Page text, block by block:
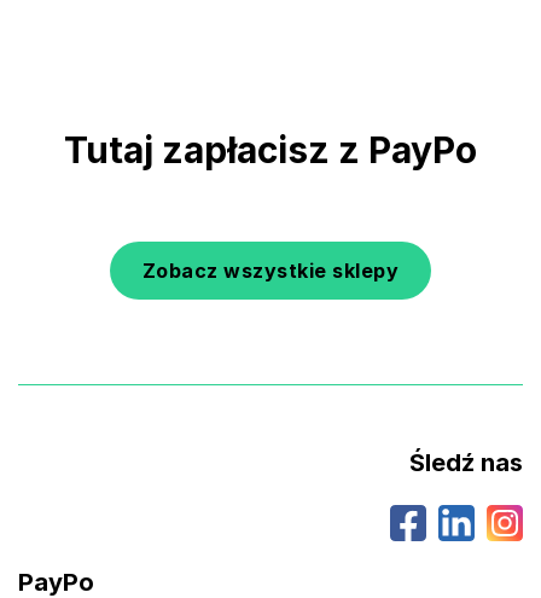
Tutaj zapłacisz z PayPo
Zobacz wszystkie sklepy
PayPo
Śledź nas